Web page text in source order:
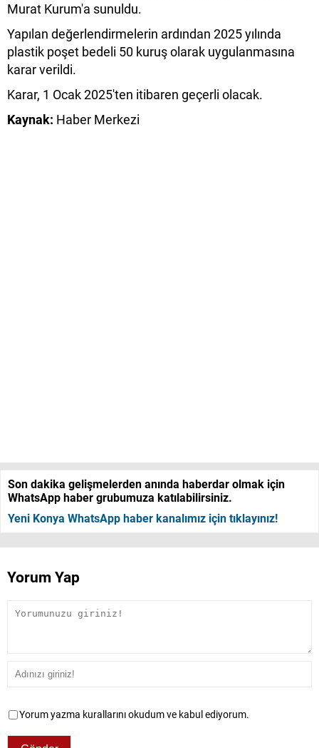
Murat Kurum'a sunuldu.
Yapılan değerlendirmelerin ardından 2025 yılında
plastik poşet bedeli 50 kuruş olarak uygulanmasına
karar verildi.
Karar, 1 Ocak 2025'ten itibaren geçerli olacak.
Kaynak: Haber Merkezi
Son dakika gelişmelerden anında haberdar olmak için
WhatsApp haber grubumuza katılabilirsiniz.
Yeni Konya WhatsApp haber kanalımız için tıklayınız!
Yorum Yap
Yorum yazma kurallarını okudum ve kabul ediyorum.